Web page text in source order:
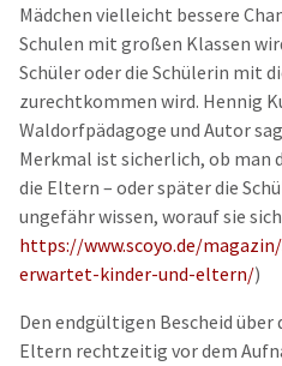
Mädchen vielleicht bessere
Schulen mit großen Klassen
Schüler oder die Schülerin mit
zurechtkommen wird. Hennig
Waldorfpädagoge und Autor
Merkmal ist sicherlich, ob man
die Eltern – oder später die
ungefähr wissen, worauf sie
https://www.scoyo.de/
erwartet-kinder-und-eltern/)
Den endgültigen Bescheid
Eltern rechtzeitig vor dem